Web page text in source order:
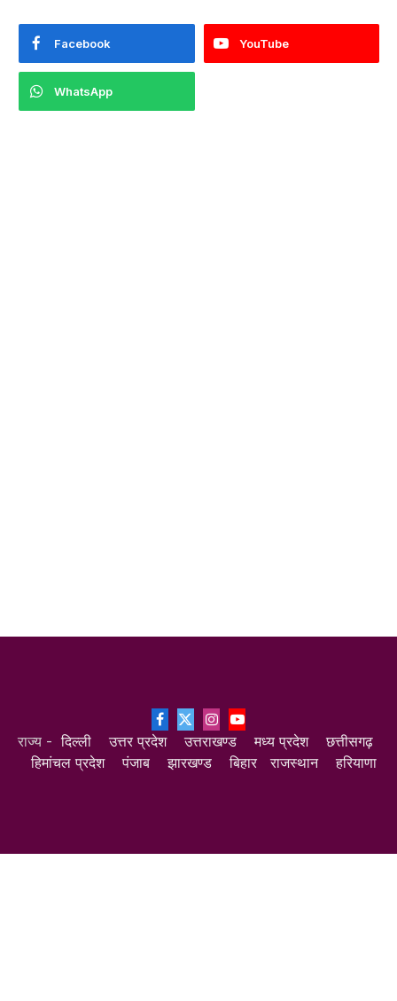
Facebook YouTube
WhatsApp
Facebook
X
(Twitter)
InstagramYouTube
राज्य -दिल्ली उत्तर प्रदेश उत्तराखण्ड मध्य प्रदेश
छत्तीसगढ़
हिमांचल प्रदेश
पंजाब झारखण्ड बिहार राजस्थान हरियाणा